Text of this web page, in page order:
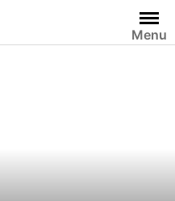
Menu